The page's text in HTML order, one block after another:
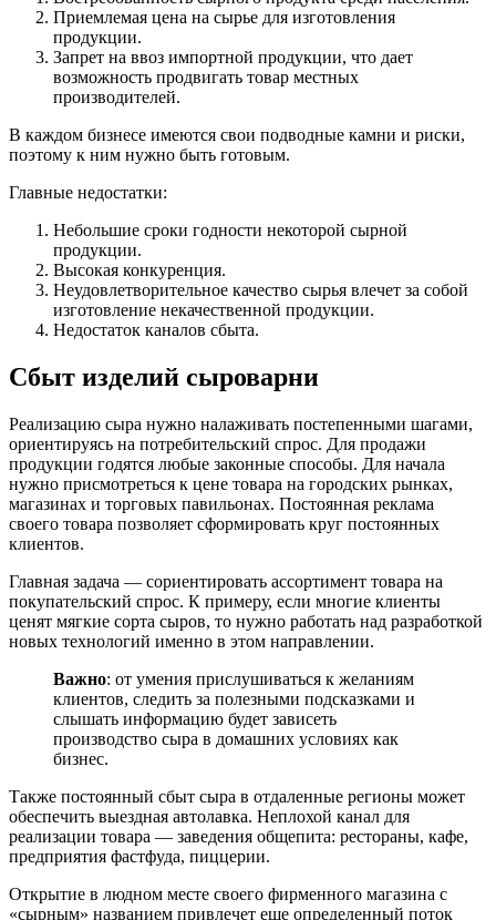
Приемлемая цена на сырье для изготовления
продукции.
Запрет на ввоз импортной продукции, что дает
возможность продвигать товар местных
производителей.
В каждом бизнесе имеются свои подводные камни и риски,
поэтому к ним нужно быть готовым.
Главные недостатки:
Небольшие сроки годности некоторой сырной
продукции.
Высокая конкуренция.
Неудовлетворительное качество сырья влечет за собой
изготовление некачественной продукции.
Недостаток каналов сбыта.
Сбыт изделий сыроварни
Реализацию сыра нужно налаживать постепенными шагами,
ориентируясь на потребительский спрос. Для продажи
продукции годятся любые законные способы. Для начала
нужно присмотреться к цене товара на городских рынках,
магазинах и торговых павильонах. Постоянная реклама
своего товара позволяет сформировать круг постоянных
клиентов.
Главная задача — сориентировать ассортимент товара на
покупательский спрос. К примеру, если многие клиенты
ценят мягкие сорта сыров, то нужно работать над разработкой
новых технологий именно в этом направлении.
Важно: от умения прислушиваться к желаниям
клиентов, следить за полезными подсказками и
слышать информацию будет зависеть
производство сыра в домашних условиях как
бизнес.
Также постоянный сбыт сыра в отдаленные регионы может
обеспечить выездная автолавка. Неплохой канал для
реализации товара — заведения общепита: рестораны, кафе,
предприятия фастфуда, пиццерии.
Открытие в людном месте своего фирменного магазина с
«сырным» названием привлечет еще определенный поток